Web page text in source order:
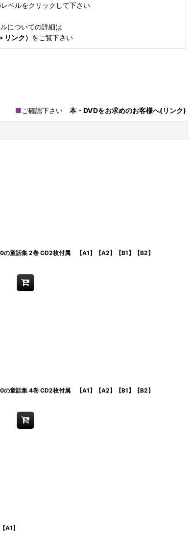
ベルをクリックして下さい
についての詳細は
リンク） をご覧下さい
■ご確認下さい 本・DVDをお求めのお客様へ(リンク)
童話集 2巻 CD2枚付属 【A1】【A2】【B1】【B2】
童話集 4巻 CD2枚付属 【A1】【A2】【B1】【B2】
A1】